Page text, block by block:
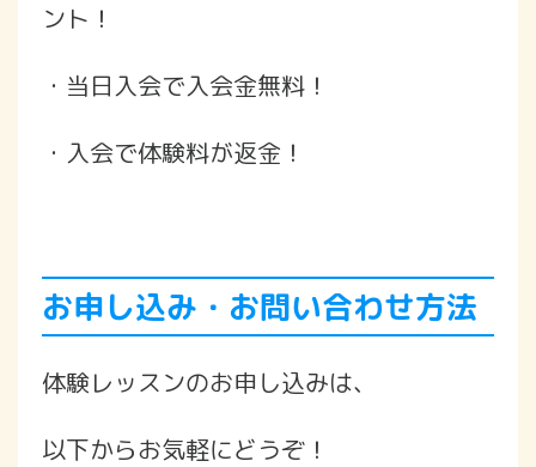
ント！
・当日入会で入会金無料！
・入会で体験料が返金！
お申し込み・お問い合わせ方法
体験レッスンのお申し込みは、
以下からお気軽にどうぞ！